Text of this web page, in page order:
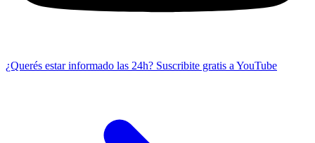
¿Querés estar informado las 24h? Suscribite gratis a YouTube